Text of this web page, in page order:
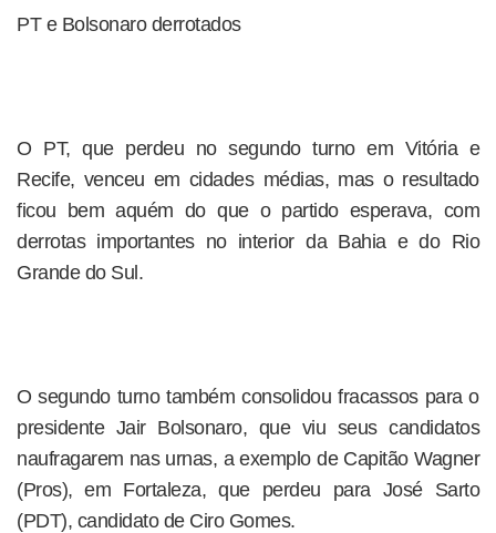
PT e Bolsonaro derrotados
O PT, que perdeu no segundo turno em Vitória e
Recife, venceu em cidades médias, mas o resultado
ficou bem aquém do que o partido esperava, com
derrotas importantes no interior da Bahia e do Rio
Grande do Sul.
O segundo turno também consolidou fracassos para o
presidente Jair Bolsonaro, que viu seus candidatos
naufragarem nas urnas, a exemplo de Capitão Wagner
(Pros), em Fortaleza, que perdeu para José Sarto
(PDT), candidato de Ciro Gomes.